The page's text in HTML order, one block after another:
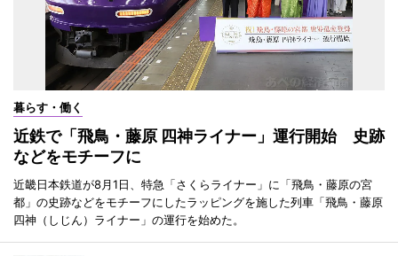
暮らす・働く
近鉄で「飛鳥・藤原 四神ライナー」運行開始 史跡
などをモチーフに
近畿日本鉄道が8月1日、特急「さくらライナー」に「飛鳥・藤原の宮
都」の史跡などをモチーフにしたラッピングを施した列車「飛鳥・藤原
四神（しじん）ライナー」の運行を始めた。